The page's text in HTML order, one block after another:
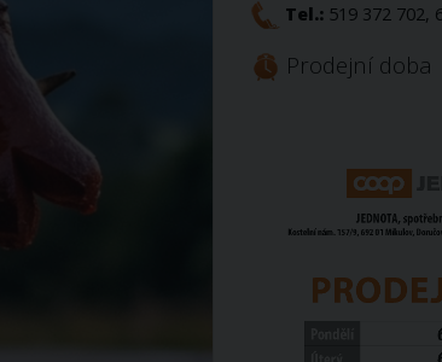
Tel.: 519 372 702,
Prodejní doba